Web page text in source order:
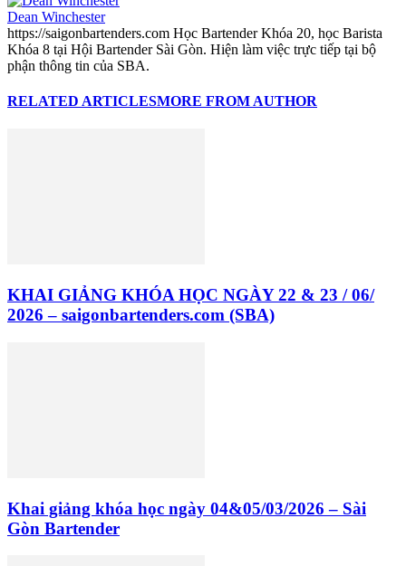
Dean Winchester
https://saigonbartenders.com Học Bartender Khóa 20, học Barista
Khóa 8 tại Hội Bartender Sài Gòn. Hiện làm việc trực tiếp tại bộ
phận thông tin của SBA.
RELATED ARTICLESMORE FROM AUTHOR
KHAI GIẢNG KHÓA HỌC NGÀY 22 & 23 / 06/
2026 – saigonbartenders.com (SBA)
Khai giảng khóa học ngày 04&05/03/2026 – Sài
Gòn Bartender